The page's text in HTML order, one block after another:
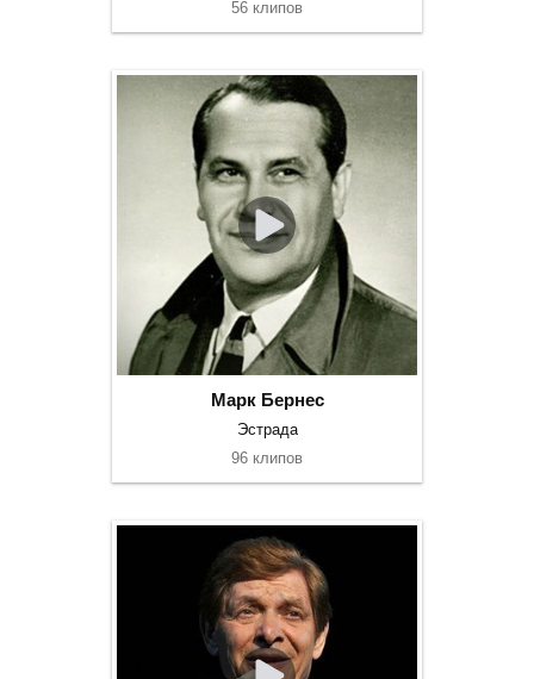
56 клипов
Марк Бернес
Эстрада
96 клипов